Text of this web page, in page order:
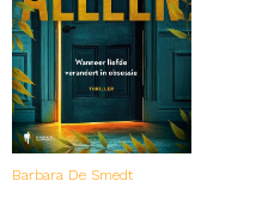
Barbara De Smedt